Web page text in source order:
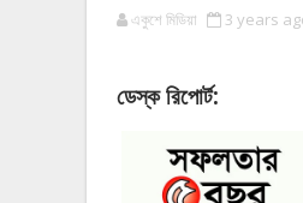
একুশে মিডিয়া 3 years
ডেস্ক রিপোর্ট: